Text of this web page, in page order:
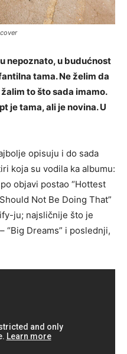
nepoznato, u budućnost
tama. Ne želim da
to što sada imamo.
je tama, ali je novina. U
opisuju i do sada
koja su vodila ka albumu:
objavi postao “Hottest
Not Be Doing That”
ju; najsličnije što je
“Big Dreams” i poslednji,